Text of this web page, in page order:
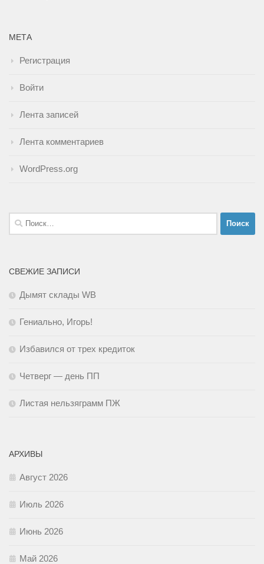
МЕТА
Регистрация
Войти
Лента записей
Лента комментариев
WordPress.org
Найти:
СВЕЖИЕ ЗАПИСИ
Дымят склады WB
Гениально, Игорь!
Избавился от трех кредиток
Четверг — день ПП
Листая нельзяграмм ПЖ
АРХИВЫ
Август 2026
Июль 2026
Июнь 2026
Май 2026